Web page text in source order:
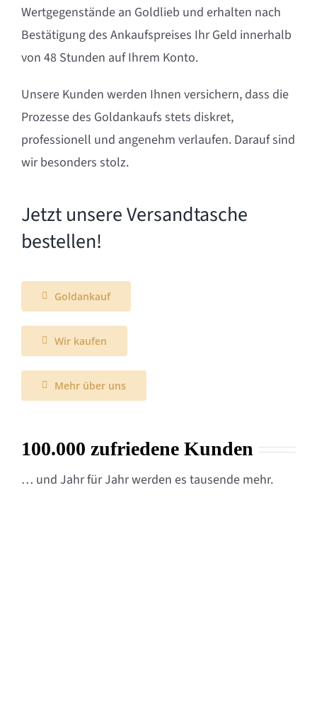
Wertgegenstände an Goldlieb und erhalten nach
Bestätigung des Ankaufspreises Ihr Geld innerhalb
von 48 Stunden auf Ihrem Konto.
Unsere Kunden werden Ihnen versichern, dass die
Prozesse des Goldankaufs stets diskret,
professionell und angenehm verlaufen. Darauf sind
wir besonders stolz.
Jetzt unsere Versandtasche
bestellen!
Goldankauf
Wir kaufen
Mehr über uns
100.000 zufriedene Kunden
… und Jahr für Jahr werden es tausende mehr.